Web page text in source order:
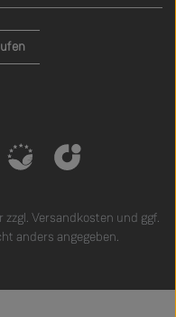
zzgl. Versandkosten und ggf.
anders angegeben.